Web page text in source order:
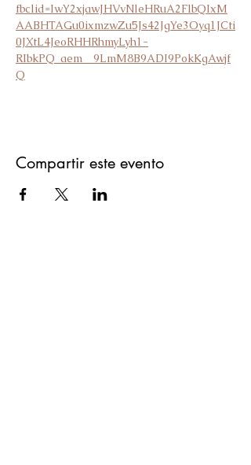
fbclid=IwY2xjawJHVvNleHRuA2FlbQIxM
AABHTAGu0ixmzwZu5Js42JgYe3Oyq1JCti
0JXtL4JeoRHHRhmyLyh1-
RIbkPQ_aem__9LmM8B9ADI9PokKgAwjf
Q
Compartir este evento